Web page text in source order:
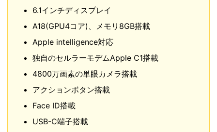
6.1インチディスプレイ
A18(GPU4コア)、メモリ8GB搭載
Apple intelligence対応
独自のセルラーモデムApple C1搭載
4800万画素の単眼カメラ搭載
アクションボタン搭載
Face ID搭載
USB-C端子搭載